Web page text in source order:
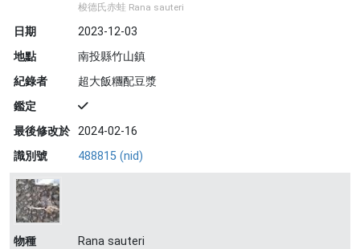
梭德氏赤蛙 Rana sauteri
日期
2023-12-03
地點
南投縣竹山鎮
紀錄者
超大飯糰配豆漿
鑑定
最後修改於 2024-02-16
識別號
488815 (nid)
物種
Rana sauteri